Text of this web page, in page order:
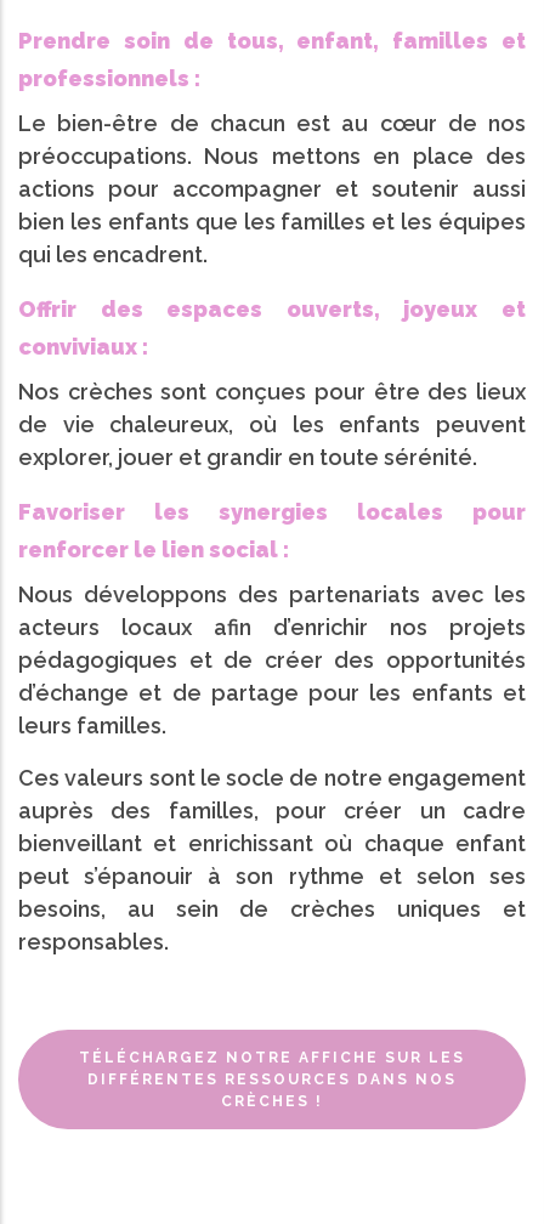
Prendre soin de tous, enfant, familles et
professionnels :
Le bien-être de chacun est au cœur de nos
préoccupations. Nous mettons en place des
actions pour accompagner et soutenir aussi
bien les enfants que les familles et les équipes
qui les encadrent.
Offrir des espaces ouverts, joyeux et
conviviaux :
Nos crèches sont conçues pour être des lieux
de vie chaleureux, où les enfants peuvent
explorer, jouer et grandir en toute sérénité.
Favoriser les synergies locales pour
renforcer le lien social :
Nous développons des partenariats avec les
acteurs locaux afin d’enrichir nos projets
pédagogiques et de créer des opportunités
d’échange et de partage pour les enfants et
leurs familles.
Ces valeurs sont le socle de notre engagement
auprès des familles, pour créer un cadre
bienveillant et enrichissant où chaque enfant
peut s’épanouir à son rythme et selon ses
besoins, au sein de crèches uniques et
responsables.
TÉLÉCHARGEZ NOTRE AFFICHE SUR LES
DIFFÉRENTES RESSOURCES DANS NOS
CRÈCHES !